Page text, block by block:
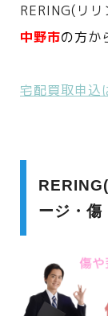
RERING(リ
中野市の方か
宅配買取申込
ージ・傷